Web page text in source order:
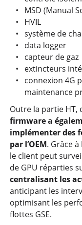
MSD (Manual
HVIL
système de
data logger
capteur de gaz
extincteurs
connexion 4G
maintenance
Outre la partie HT,
firmware a
implémenter des
par l’OEM. Grâce
le client peut
de GPU réparties
centralisant les
anticipant les
optimisant les
flottes GSE.